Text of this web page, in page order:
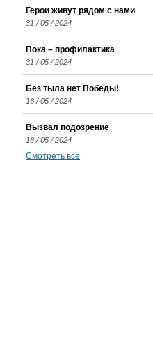
Герои живут рядом с нами
31 / 05 / 2024
Пока – профилактика
31 / 05 / 2024
Без тыла нет Победы!
16 / 05 / 2024
Вызвал подозрение
16 / 05 / 2024
Смотреть все